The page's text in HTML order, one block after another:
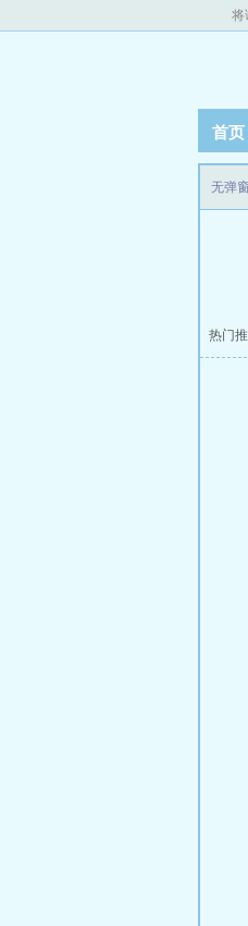
将
首页
无弹
热门推